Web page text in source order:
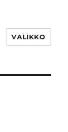
VALIKKO